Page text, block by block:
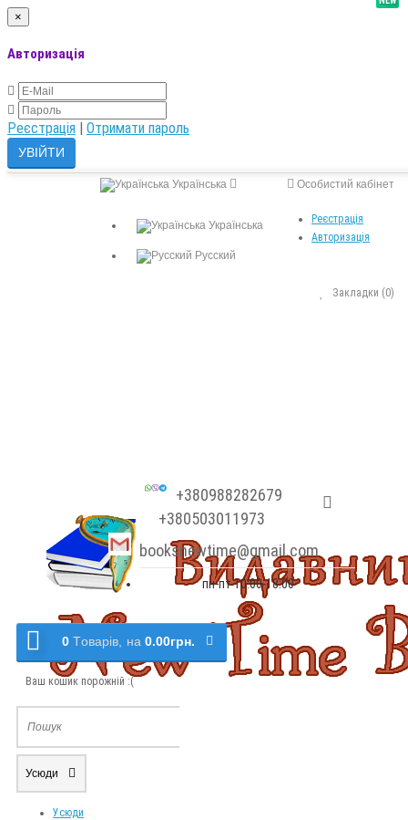
×
Авторизація
Реєстрація | Отримати пароль
Особистий кабінет
Реєстрація
Авторизація
Українська
Українська
Русский
Закладки (0)
+380988282679
+380503011973
booksnewtime@gmail.com
пн-пт 10:00-18:00
0 Tоварів, на 0.00грн.
Ваш кошик порожній :(
Усюди
Усюди